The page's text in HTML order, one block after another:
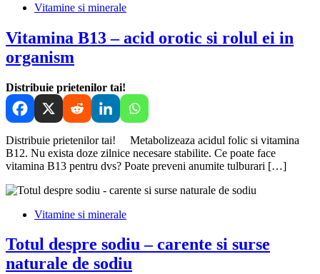
Vitamine si minerale
Vitamina B13 – acid orotic si rolul ei in
organism
Distribuie prietenilor tai!
Distribuie prietenilor tai! Metabolizeaza acidul folic si vitamina
B12. Nu exista doze zilnice necesare stabilite. Ce poate face
vitamina B13 pentru dvs? Poate preveni anumite tulburari […]
Vitamine si minerale
Totul despre sodiu – carente si surse
naturale de sodiu